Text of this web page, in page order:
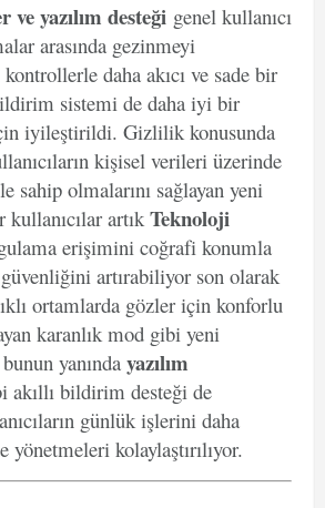
ve yazılım desteği genel kullanıcı
arasında gezinmeyi
daha akıcı ve sade bir
sistemi de daha iyi bir
iyileştirildi. Gizlilik konusunda
kişisel verileri üzerinde
sahip olmalarını sağlayan yeni
artıkTeknoloji
erişimini coğrafi konumla
artırabiliyor son olarak
ortamlarda gözler için konforlu
karanlık mod gibi yeni
yanında yazılım
akıllı bildirim desteği de
günlük işlerini daha
kolaylaştırılıyor.